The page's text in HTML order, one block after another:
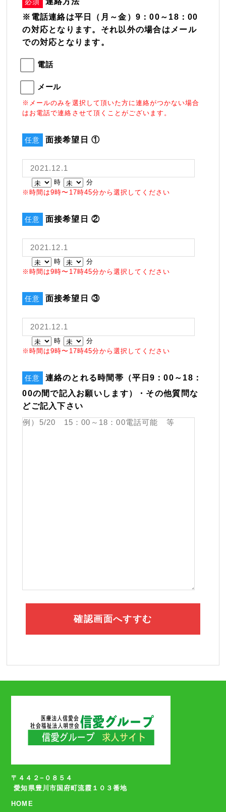
※電話連絡は平日（月～金）9：00～18：00
の対応となります。それ以外の場合はメール
での対応となります。
電話
メール
※メールのみを選択して頂いた方に連絡がつかない場合
はお電話で連絡させて頂くことがございます。
任意 面接希望日 ①
時
分
※時間は9時〜17時45分から選択してください
任意 面接希望日 ②
時
分
※時間は9時〜17時45分から選択してください
任意 面接希望日 ③
時
分
※時間は9時〜17時45分から選択してください
任意
連絡のとれる時間帯（平日9：00～18：
00の間で記入お願いします）・その他質問な
どご記入下さい
〒４４２−０８５４
愛知県豊川市国府町流霞１０３番地
HOME